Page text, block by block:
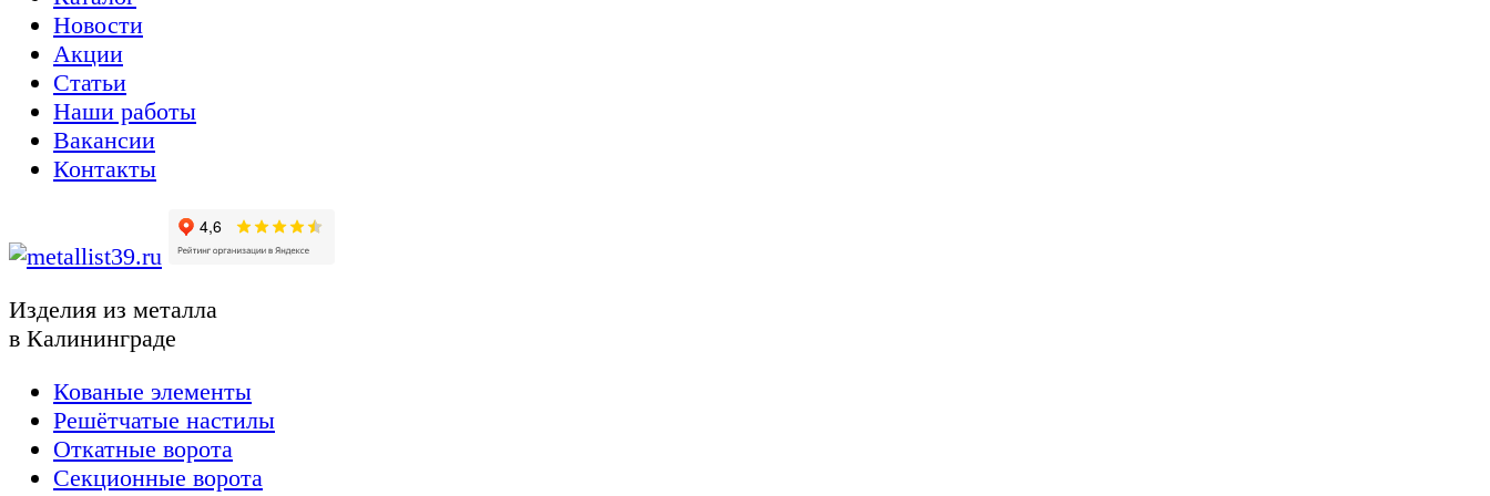
Новости
Акции
Статьи
Наши работы
Вакансии
Контакты
Изделия из металла
в Калининграде
Кованые элементы
Решётчатые настилы
Откатные ворота
Секционные ворота